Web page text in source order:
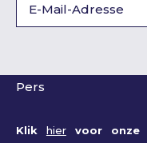
Pers
Klik hiervoor onze